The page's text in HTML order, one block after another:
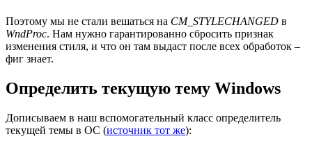
Поэтому мы не стали вешаться на CM_STYLECHANGED в
WndProc. Нам нужно гарантированно сбросить признак
изменения стиля, и что он там выдаст после всех обработок –
фиг знает.
Определить текущую тему Windows
Дописываем в наш вспомогательный класс определитель
текущей темы в ОС (источник тот же):